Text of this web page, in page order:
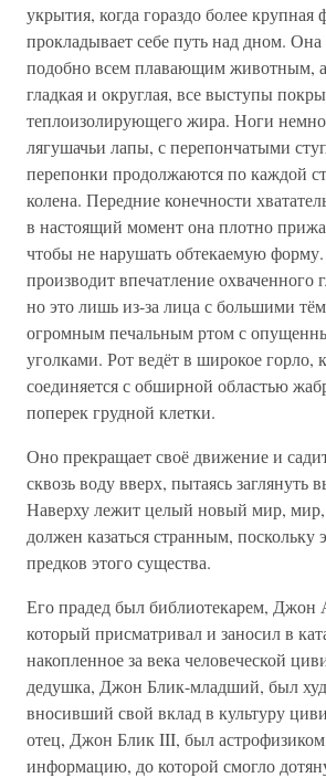
укрытия, когда гораздо более крупная
прокладывает себе путь над дном. Она
подобно всем плавающим животным, а
гладкая и округлая, все выступы
теплоизолирующего жира. Ноги
лягушачьи лапы, с перепончатыми
перепонки продолжаются по каждой
колена. Передние конечности
в настоящий момент она плотно
чтобы не нарушать обтекаемую
производит впечатление охваченного
но это лишь из-за лица с большими
огромным печальным ртом с
уголками. Рот ведёт в широкое горло,
соединяется с обширной областью
поперек грудной клетки.
Оно прекращает своё движение и
сквозь воду вверх, пытаясь заглянуть
Наверху лежит целый новый мир,
должен казаться странным,
предков этого существа.
Его прадед был библиотекарем, Джон
который присматривал и заносил в
накопленное за века человеческой
дедушка, Джон Блик-младший, был
вносивший свой вклад в культуру
отец, Джон Блик III, был
информацию, до которой смогло